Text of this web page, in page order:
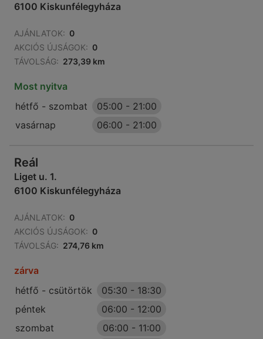
6100 Kiskunfélegyháza
AJÁNLATOK: 0
AKCIÓS ÚJSÁGOK: 0
TÁVOLSÁG: 273,39 km
Most nyitva
hétfő - szombat
05:00 - 21:00
vasárnap
06:00 - 21:00
Reál
Liget u. 1.
6100 Kiskunfélegyháza
AJÁNLATOK: 0
AKCIÓS ÚJSÁGOK: 0
TÁVOLSÁG: 274,76 km
zárva
hétfő - csütörtök
05:30 - 18:30
péntek
06:00 - 12:00
szombat
06:00 - 11:00